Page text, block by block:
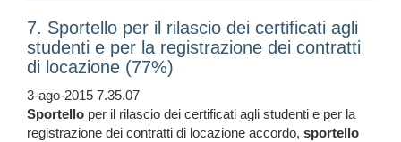
7. Sportello per il rilascio dei certificati agli
studenti e per la registrazione dei contratti
di locazione (77%)
3-ago-2015 7.35.07
Sportello per il rilascio dei certificati agli studenti e per la
registrazione dei contratti di locazione accordo, sportello